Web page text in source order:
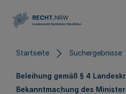
Startseite Suchergebnisse
Beleihung gemäß § 4
Bekanntmachung des